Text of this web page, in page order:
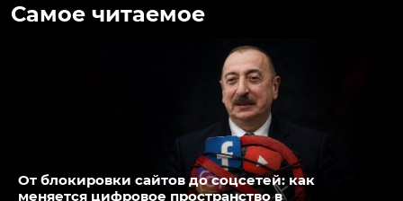
Самое читаемое
От блокировки сайтов до соцсетей: как
меняется цифровое пространство в